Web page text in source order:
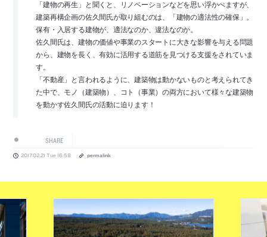
「建物の再生」と聞くと、リノベーションなどを思い浮かべますが、
建築再構企画の佐久間氏が取り組むのは、「建物の適法性の確保」。
保有・入居する建物が、適法なのか、違法なのか。
佐久間氏は、建物の価値や事業のスタートに大きな影響を与える問題
から、建物を長く、有効に活用する道筋を見つける支援をされていま
す。
「不動産」と言われるように、建築物は動かないものと考えられてき
た中で、モノ（建築物）、コト（事業）の両方において様々な建築物
を動かす佐久間氏の活動に迫ります！
SHARE
2017.02.21 Tue 16:58 permalink